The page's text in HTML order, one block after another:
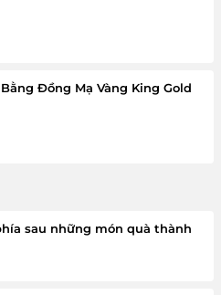
Đồng Mạ Vàng King Gold
sau những món quà thành